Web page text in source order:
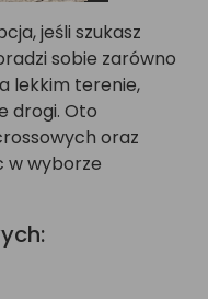
jeśli szukasz
sobie zarówno
lekkim terenie,
drogi. Oto
oraz
w wyborze